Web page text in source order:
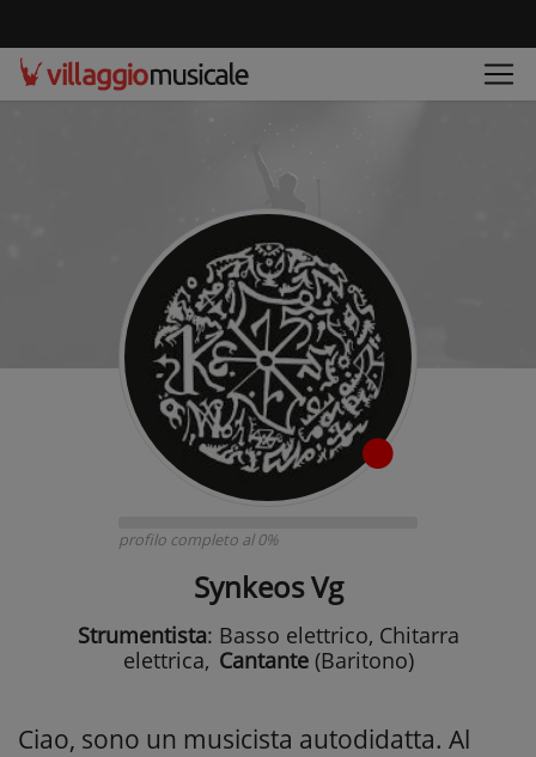
profilo completo al 0%
Synkeos Vg
Strumentista: Basso elettrico, Chitarra
elettrica, Cantante(Baritono)
Ciao, sono un musicista autodidatta. Al